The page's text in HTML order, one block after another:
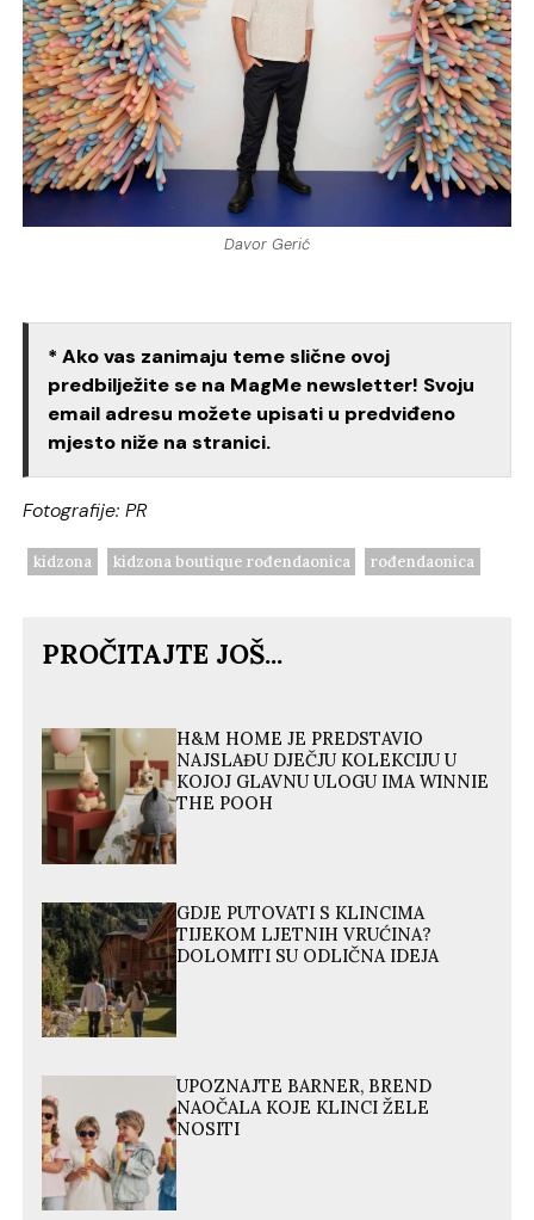
Davor Gerić
* Ako vas zanimaju teme slične ovoj
predbilježite se na MagMe newsletter! Svoju
email adresu možete upisati u predviđeno
mjesto niže na stranici.
Fotografije: PR
kidzona kidzona boutique rođendaonica rođendaonica
PROČITAJTE JOŠ...
H&M HOME JE PREDSTAVIO
NAJSLAĐU DJEČJU KOLEKCIJU U
KOJOJ GLAVNU ULOGU IMA WINNIE
THE POOH
GDJE PUTOVATI S KLINCIMA
TIJEKOM LJETNIH VRUĆINA?
DOLOMITI SU ODLIČNA IDEJA
UPOZNAJTE BARNER, BREND
NAOČALA KOJE KLINCI ŽELE
NOSITI